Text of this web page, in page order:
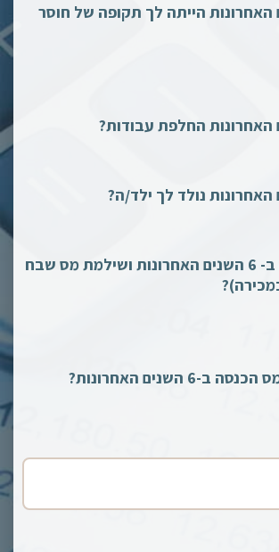
השנים האחרונות הייתה לך תקופה של חוסר
האם מכרת נכס ב- 6 השנים האחרונות ושילמת מס שבח
השנים האחרונות?